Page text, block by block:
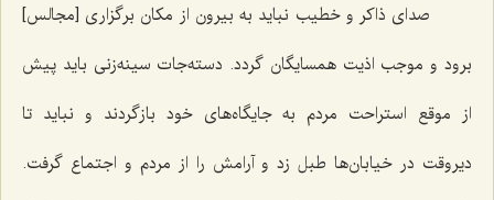
صدای ذاکر و خطیب نباید به بیرون از مکان برگزاری [مجالس]
برود و موجب اذیت همسایگان گردد. دسته‌جات سینه‌زنی باید پیش
از موقع استراحت مردم به جایگاه‌های خود بازگردند و نباید تا
دیروقت در خیابان‌ها طبل زد و آرامش را از مردم و اجتماع گرفت.